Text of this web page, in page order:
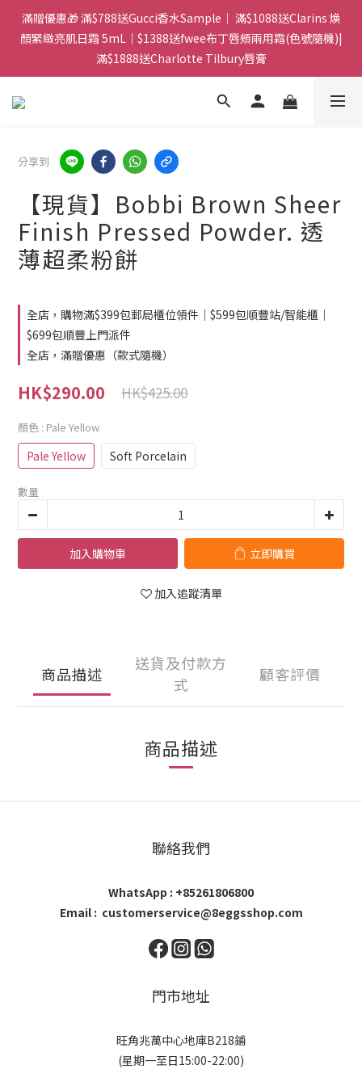
門市：旺角兆萬中心地庫B218 ｜ 所有訂單可旺角門市取貨｜全店
滿$399包郵局取件｜$599包順豐站/站智能櫃｜$699包順豐上門派
件
滿贈優惠🎁 滿$788送Gucci香水Sample｜ 滿$1088送Clarins 煥
顏緊緻亮肌日霜 5mL｜$1388送fwee布丁唇頰兩用霜(色號隨機)|
滿$1888送Charlotte Tilbury唇膏
門市：旺角兆萬中心地庫B218 ｜ 所有訂單可旺角門市取貨｜全店
分享到
【現貨】Bobbi Brown Sheer
Finish Pressed Powder. 透
薄超柔粉餅
全店，購物滿$399包郵局櫃位領件｜$599包順豐站/智能櫃｜
$699包順豐上門派件
全店，滿贈優惠（款式隨機）
HK$290.00 HK$425.00
顏色 : Pale Yellow
Pale Yellow Soft Porcelain
數量
加入購物車 立即購買
加入追蹤清單
商品描述
送貨及付款方
式
顧客評價
商品描述
聯絡我們
WhatsApp : +85261806800
Email : customerservice@8eggsshop.com
門市地址
旺角兆萬中心地庫B218鋪
(星期一至日15:00-22:00)